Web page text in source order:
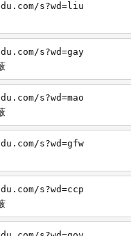
s?wd=liu
s?wd=gay
s?wd=mao
s?wd=gfw
s?wd=ccp